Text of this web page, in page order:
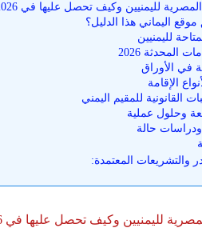
لليمنيين وكيف تحصل عليها في 2026؟
اليماني هذا الدليل؟
لليمنيين
المحدثة 2026
في الأوراق
الإقامة
القانونية للمقيم اليمني
وحلول عملية
حالة
والتشريعات المعتمدة:
لليمنيين وكيف تحصل عليها في 2026؟